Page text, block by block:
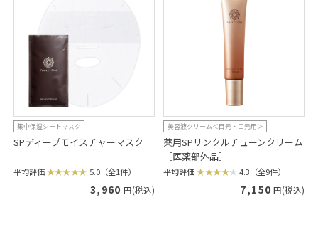
集中保湿シートマスク
SPディープモイスチャーマスク
平均評価 5.0（全1件）
3,960 円(税込)
美容液クリーム＜目元・口元用＞
薬用SPリンクルチューンクリーム
［医薬部外品］
平均評価 4.3（全9件）
7,150 円(税込)